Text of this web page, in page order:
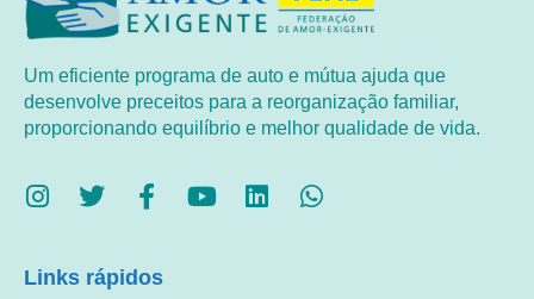
Um eficiente programa de auto e mútua ajuda que
desenvolve preceitos para a reorganização familiar,
proporcionando equilíbrio e melhor qualidade de vida.
Links rápidos